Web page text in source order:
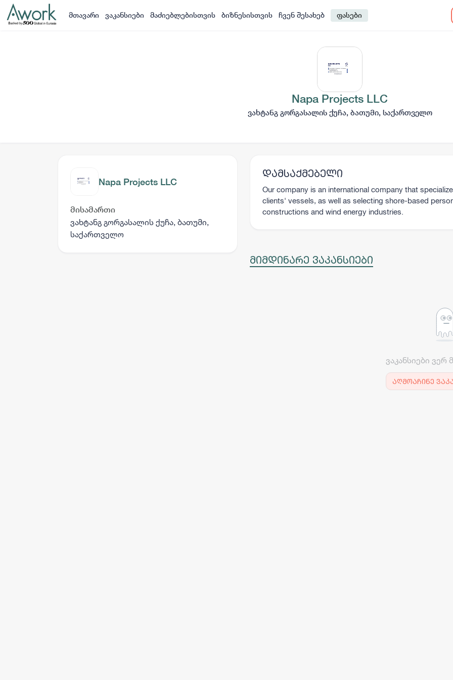
მთავარი ვაკანსიები მაძიებლებისთვის ბიზნესისთვის ჩვენ შესახებ ფასები
Napa Projects LLC
ვახტანგ გორგასალის ქუჩა, ბათუმი, საქართველო
Napa Projects LLC
მისამართი
ვახტანგ გორგასალის ქუჩა, ბათუმი,
საქართველო
დამსაქმებელი
Our company is an international company that
clients' vessels, as well as selecting shore-based
constructions and wind energy industries.
მიმდინარე ვაკანსიები
ვაკანსიები ვერ
აღმოაჩინე